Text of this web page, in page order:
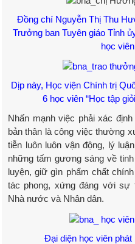
Đồng chí Nguyễn Thị Thu
Trưởng ban Tuyên giáo Tỉnh
học
Dịp này, Học viện Chính trị
6 học viên “Học tập
Nhấn mạnh việc phải xác
bản thân là công việc thường
tiễn luôn luôn vận động, lý
những tấm gương sáng về
luyện, giữ gìn phẩm chất
tác phong, xứng đáng với sự
Nhà nước và Nhân dân.
Đại diện học viên phát